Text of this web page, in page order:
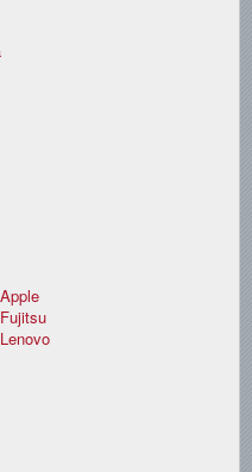
Apple
Fujitsu
Lenovo